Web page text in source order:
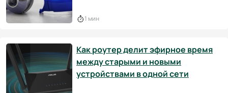
1 мин
Как роутер делит эфирное время
между старыми и новыми
устройствами в одной сети